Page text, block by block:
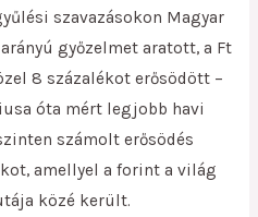
szavazásokon Magyar
győzelmet aratott, a Ft
8 százalékot erősödött –
óta mért legjobb havi
számolt erősödés
amellyel a forint a világ
közé került.